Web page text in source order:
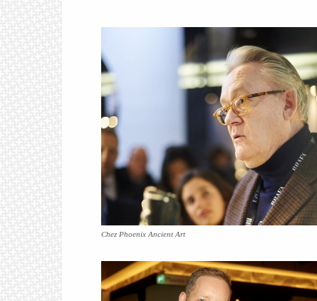
Chez Phoenix Ancient Art